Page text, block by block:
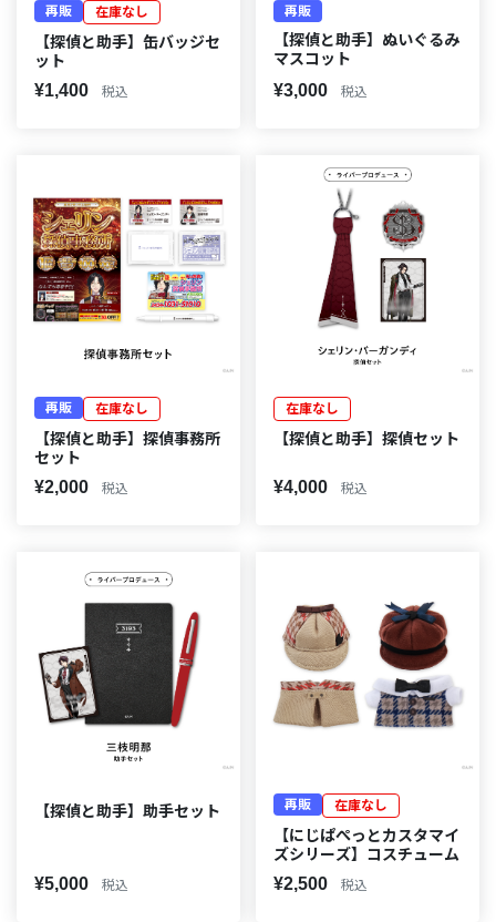
再販 在庫なし
【探偵と助手】缶バッジセ
ット
¥1,400 税込
再販
【探偵と助手】ぬいぐるみ
マスコット
¥3,000 税込
再販 在庫なし
【探偵と助手】探偵事務所
セット
¥2,000 税込
在庫なし
【探偵と助手】探偵セット
¥4,000 税込
【探偵と助手】助手セット
¥5,000 税込
再販 在庫なし
【にじぱぺっとカスタマイ
ズシリーズ】コスチューム
¥2,500 税込